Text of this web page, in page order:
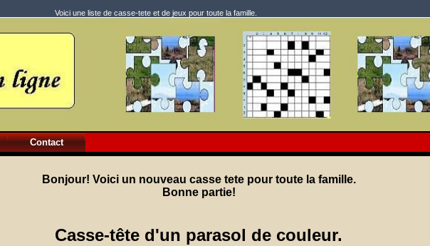
Voici une liste de casse-tete et de jeux pour toute la famille.
Contact
Bonjour! Voici un nouveau casse tete pour toute la famille.
Bonne partie!
Casse-tête d'un parasol de couleur.